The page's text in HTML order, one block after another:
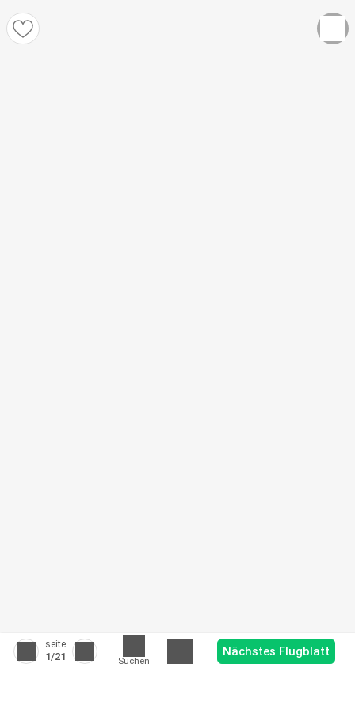
seite
1/21 Suchen
Nächstes Flugblatt